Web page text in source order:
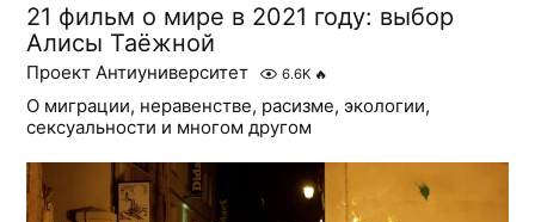
21 фильм о мире в 2021 году: выбор
Алисы Таёжной
Проект Антиуниверситет 6.6K 🔥
О миграции, неравенстве, расизме, экологии,
сексуальности и многом другом